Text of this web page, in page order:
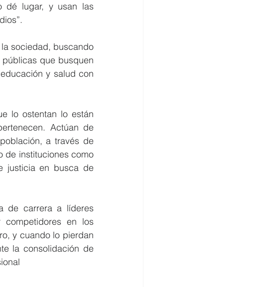
dé lugar, y usan las
sociedad, buscando
que busquen
y salud con
lo ostentan lo están
Actúan de
a través de
de instituciones como
justicia en busca de
de carrera a líderes
en los
y cuando lo pierdan
la consolidación de